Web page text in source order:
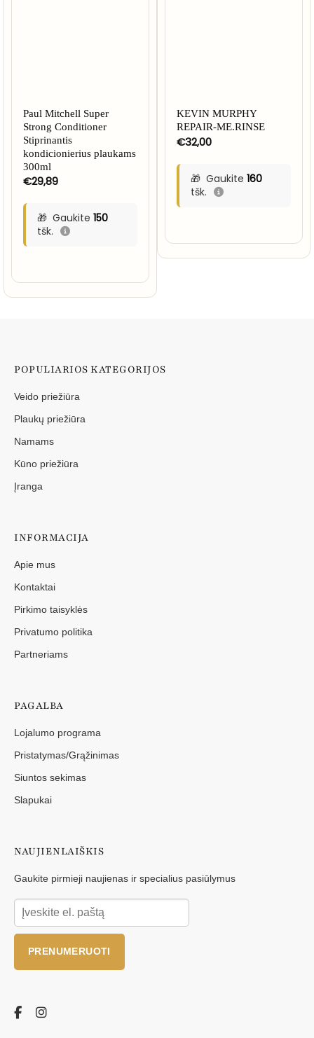
Paul Mitchell Super
Strong Conditioner
Stiprinantis
kondicionierius plaukams
300ml
€29,89
Gaukite 150
tšk.
KEVIN MURPHY
REPAIR-ME.RINSE
€32,00
Gaukite 160
tšk.
POPULIARIOS KATEGORIJOS
Veido priežiūra
Plaukų priežiūra
Namams
Kūno priežiūra
Įranga
INFORMACIJA
Apie mus
Kontaktai
Pirkimo taisyklės
Privatumo politika
Partneriams
PAGALBA
Lojalumo programa
Pristatymas/Grąžinimas
Siuntos sekimas
Slapukai
NAUJIENLAIŠKIS
Gaukite pirmieji naujienas ir specialius pasiūlymus
PRENUMERUOTI